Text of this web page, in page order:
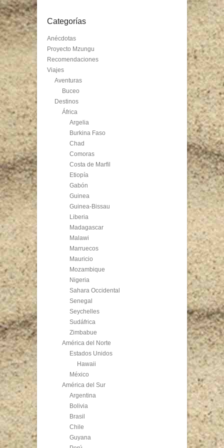
Categorías
Anécdotas
Proyecto Mzungu
Recomendaciones
Viajes
Aventuras
Buceo
Destinos
África
Argelia
Burkina Faso
Chad
Comoras
Costa de Marfil
Etiopía
Gabón
Guinea
Guinea-Bissau
Liberia
Madagascar
Malawi
Marruecos
Mauricio
Mozambique
Nigeria
Sahara Occidental
Senegal
Seychelles
Sudáfrica
Zimbabue
América del Norte
Estados Unidos
Hawaii
México
América del Sur
Argentina
Bolivia
Brasil
Chile
Guyana